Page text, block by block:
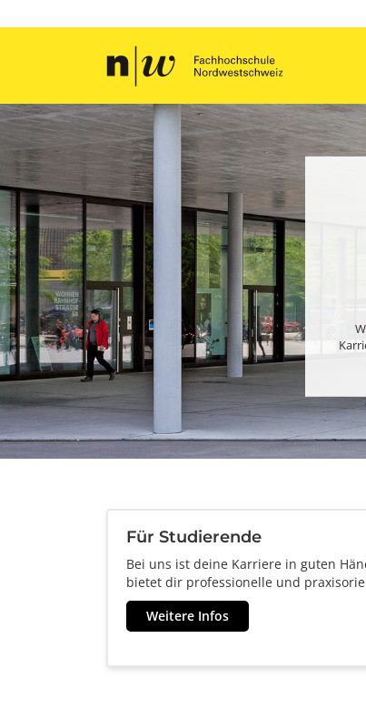
Für Studierende
Bei uns ist deine Karriere in guten
bietet dir professionelle und
Weitere Infos